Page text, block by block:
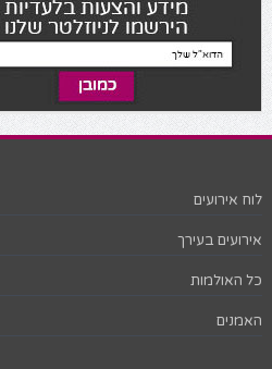
לוח אירועים
אירועים בעירך
כל האולמות
האמנים